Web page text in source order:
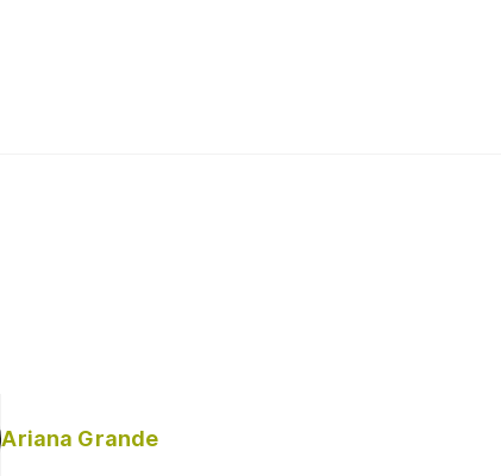
Ariana Grande